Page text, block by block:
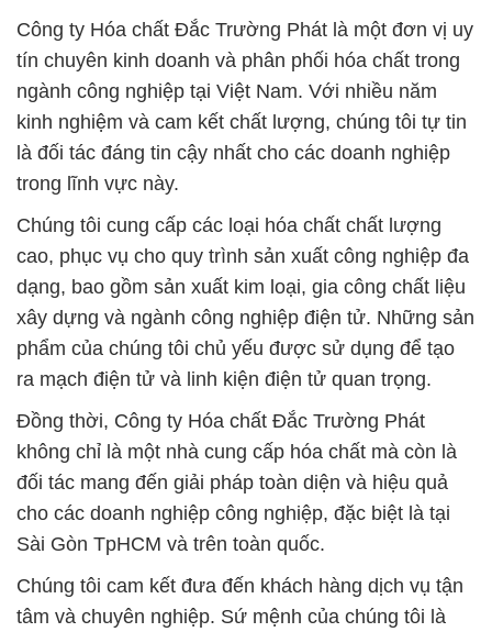
Công ty Hóa chất Đắc Trường Phát là một đơn vị uy
tín chuyên kinh doanh và phân phối hóa chất trong
ngành công nghiệp tại Việt Nam. Với nhiều năm
kinh nghiệm và cam kết chất lượng, chúng tôi tự tin
là đối tác đáng tin cậy nhất cho các doanh nghiệp
trong lĩnh vực này.
Chúng tôi cung cấp các loại hóa chất chất lượng
cao, phục vụ cho quy trình sản xuất công nghiệp đa
dạng, bao gồm sản xuất kim loại, gia công chất liệu
xây dựng và ngành công nghiệp điện tử. Những sản
phẩm của chúng tôi chủ yếu được sử dụng để tạo
ra mạch điện tử và linh kiện điện tử quan trọng.
Đồng thời, Công ty Hóa chất Đắc Trường Phát
không chỉ là một nhà cung cấp hóa chất mà còn là
đối tác mang đến giải pháp toàn diện và hiệu quả
cho các doanh nghiệp công nghiệp, đặc biệt là tại
Sài Gòn TpHCM và trên toàn quốc.
Chúng tôi cam kết đưa đến khách hàng dịch vụ tận
tâm và chuyên nghiệp. Sứ mệnh của chúng tôi là